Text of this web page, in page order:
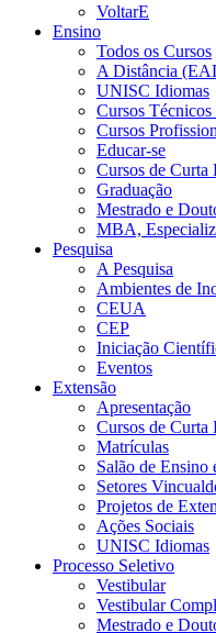
VoltarE
Ensino
Todos os Cursos
A Distância
UNISC Idiomas
Cursos
Cursos
Educar-se
Cursos de Curta
Graduação
Mestrado e
MBA,
Pesquisa
A Pesquisa
Ambientes de
CEUA
CEP
Iniciação
Eventos
Extensão
Apresentação
Cursos de Curta
Matrículas
Salão de Ensino
Setores
Projetos de
Ações Sociais
UNISC Idiomas
Processo Seletivo
Vestibular
Vestibular
Mestrado e